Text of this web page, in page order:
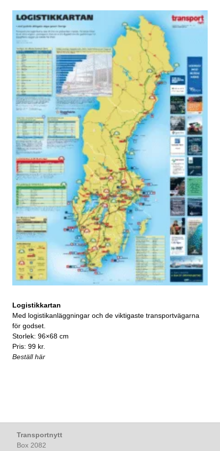
Logistikkartan
Med logistikanläggningar och de viktigaste transportvägarna
för godset.
Storlek: 96×68 cm
Pris: 99 kr.
Beställ här
Transportnytt
Box 2082